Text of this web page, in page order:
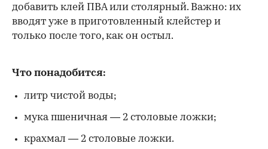
добавить клей ПВА или столярный. Важно: их
вводят уже в приготовленный клейстер и
только после того, как он остыл.
Что понадобится:
литр чистой воды;
мука пшеничная — 2 столовые ложки;
крахмал — 2 столовые ложки.